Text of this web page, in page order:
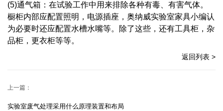
(5)通气箱：在试验工作中用来排除各种有毒、有害气体。
橱柜内部应配置照明，电源插座，奥纳威实验室家具小编认
为必要时还应配置水槽水嘴等。除了这些，还有工具柜，杂
品柜，更衣柜等等。
返回列表 >
上一篇：
实验室废气处理采用什么原理装置和布局